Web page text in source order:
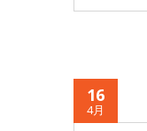
16
4月